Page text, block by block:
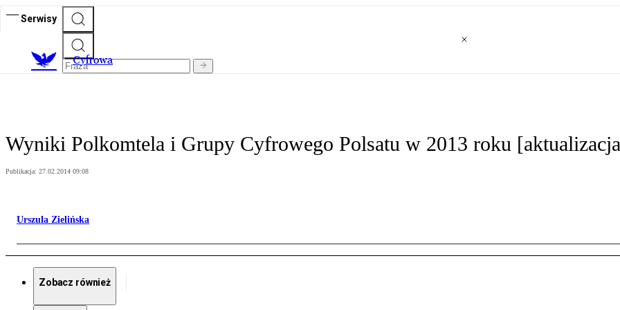
Serwisy
Cyfrowa
Wyniki Polkomtela i Grupy Cyfrowego Polsatu w 2013 roku
Publikacja: 27.02.2014 09:08
Urszula Zielińska
Zobacz również